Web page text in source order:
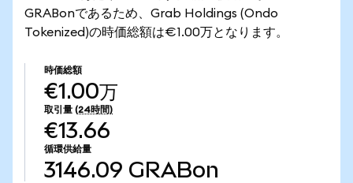
GRABonであるため、Grab Holdings (Ondo
Tokenized)の時価総額は€1.00万となります。
時価総額
€1.00万
取引量 (24時間)
€13.66
循環供給量
3146.09 GRABon